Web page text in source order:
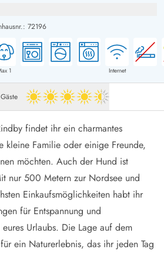
72196
1 Internet
4.5 von 5
findet ihr ein charmantes
kleine Familie oder einige Freunde,
möchten. Auch der Hund ist
nur 500 Metern zur Nordsee und
Einkaufsmöglichkeiten habt ihr
für Entspannung und
Urlaubs. Die Lage auf dem
ein Naturerlebnis, das ihr jeden Tag